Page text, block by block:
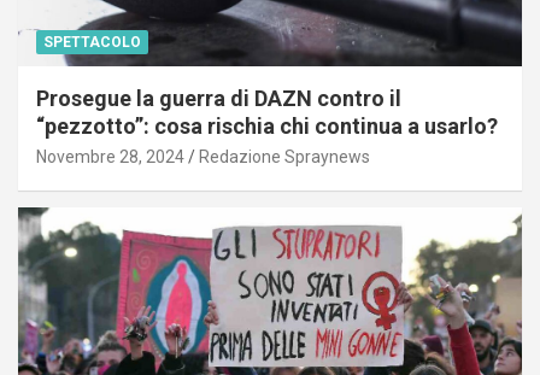
SPETTACOLO
Prosegue la guerra di DAZN contro il
“pezzotto”: cosa rischia chi continua a usarlo?
Novembre 28, 2024 Redazione Spraynews